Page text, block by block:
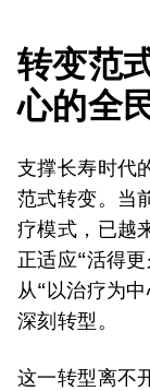
转变范
心的全
支撑长寿时代
范式转变。当
疗模式，已越
正适应“活得
从“以治疗为
深刻转型。
这一转型离不